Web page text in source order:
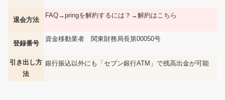
退会方法
FAQ→pringを解約するには？→解約はこちら
登録番号
資金移動業者 関東財務局長第00050号
引き出し方
法
銀行振込以外にも「セブン銀行ATM」で残高出金が可能